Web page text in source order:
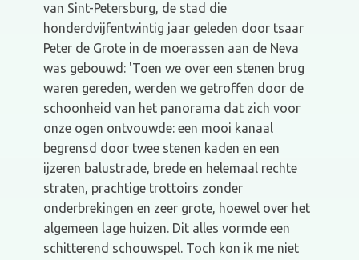
van Sint-Petersburg, de stad die
honderdvijfentwintig jaar geleden door tsaar
Peter de Grote in de moerassen aan de Neva
was gebouwd: 'Toen we over een stenen brug
waren gereden, werden we getroffen door de
schoonheid van het panorama dat zich voor
onze ogen ontvouwde: een mooi kanaal
begrensd door twee stenen kaden en een
ijzeren balustrade, brede en helemaal rechte
straten, prachtige trottoirs zonder
onderbrekingen en zeer grote, hoewel over het
algemeen lage huizen. Dit alles vormde een
schitterend schouwspel. Toch kon ik me niet